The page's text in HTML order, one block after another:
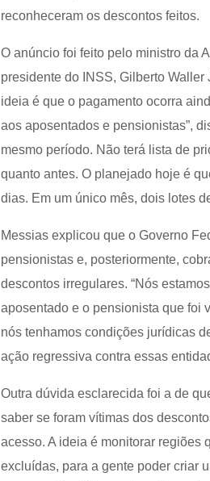
reconheceram os descontos feitos.
O anúncio foi feito pelo ministro da
presidente do INSS, Gilberto Waller
ideia é que o pagamento ocorra
aos aposentados e pensionistas”,
mesmo período. Não terá lista de
quanto antes. O planejado hoje é
dias. Em um único mês, dois lotes
Messias explicou que o Governo
pensionistas e, posteriormente,
descontos irregulares. “Nós
aposentado e o pensionista que foi
nós tenhamos condições jurídicas
ação regressiva contra essas
Outra dúvida esclarecida foi a de
saber se foram vítimas dos
acesso. A ideia é monitorar regiões
excluídas, para a gente poder criar